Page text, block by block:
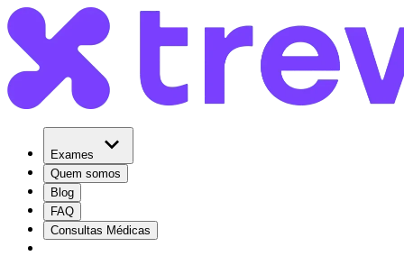
Exames
Quem somos
Blog
FAQ
Consultas Médicas